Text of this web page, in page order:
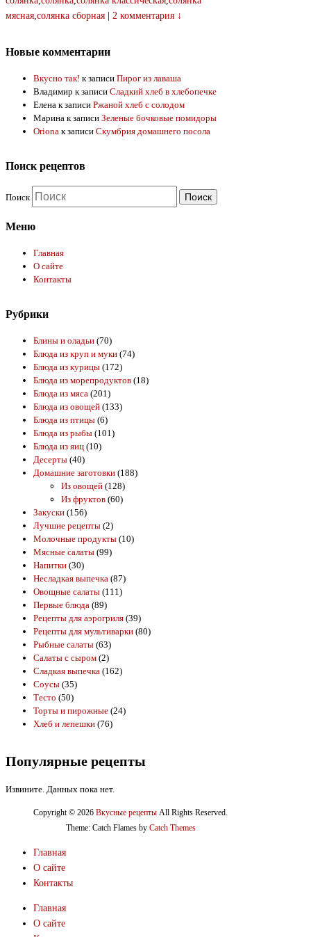
мясная,солянка сборная 2 комментария ↓
Новые комментарии
Вкусно так! к записи Пирог из лаваша
Владимир к записи Сладкий хлеб в хлебопечке
Елена к записи Ржаной хлеб с солодом
Марина к записи Зеленые бочковые помидоры
Oriona к записи Скумбрия домашнего посола
Поиск рецептов
Поиск
Меню
Главная
О сайте
Контакты
Рубрики
Блины и оладьи (70)
Блюда из круп и муки (74)
Блюда из курицы (172)
Блюда из морепродуктов (18)
Блюда из мяса (201)
Блюда из овощей (133)
Блюда из птицы (6)
Блюда из рыбы (101)
Блюда из яиц (10)
Десерты (40)
Домашние заготовки (188)
Из овощей (128)
Из фруктов (60)
Закуски (156)
Лучшие рецепты (2)
Молочные продукты (10)
Мясные салаты (99)
Напитки (30)
Несладкая выпечка (87)
Овощные салаты (111)
Первые блюда (89)
Рецепты для аэрогриля (39)
Рецепты для мультиварки (80)
Рыбные салаты (63)
Салаты с сыром (2)
Сладкая выпечка (162)
Соусы (35)
Тесто (50)
Торты и пирожные (24)
Хлеб и лепешки (76)
Популярные рецепты
Извините. Данных пока нет.
Copyright © 2026 Вкусные рецепты All Rights Reserved.
Theme: Catch Flames by Catch Themes
Главная
О сайте
Контакты
Главная
О сайте